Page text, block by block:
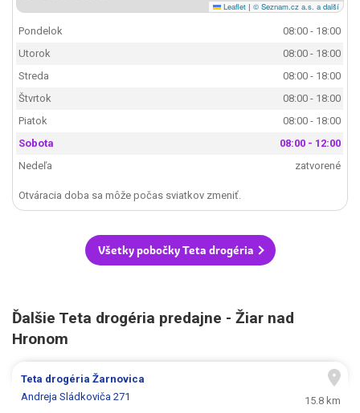
Leaflet | © Seznam.cz a.s. a další
Pondelok
08:00 - 18:00
Utorok
08:00 - 18:00
Streda
08:00 - 18:00
Štvrtok
08:00 - 18:00
Piatok
08:00 - 18:00
Sobota
08:00 - 12:00
Nedeľa
zatvorené
Otváracia doba sa môže počas sviatkov zmeniť.
Všetky pobočky Teta drogéria
Ďalšie Teta drogéria predajne - Žiar nad
Hronom
Teta drogériaŽarnovica
Andreja Sládkoviča 271
15.8 km